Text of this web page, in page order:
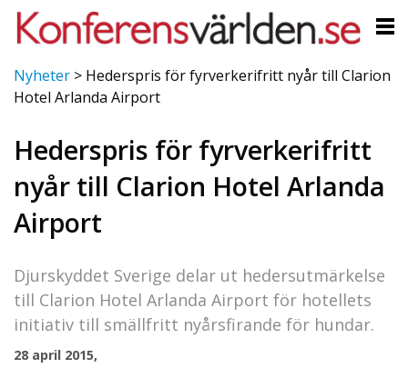
Nyheter > Hederspris för fyrverkerifritt nyår till Clarion
Hotel Arlanda Airport
Hederspris för fyrverkerifritt
nyår till Clarion Hotel Arlanda
Airport
Djurskyddet Sverige delar ut hedersutmärkelse
till Clarion Hotel Arlanda Airport för hotellets
initiativ till smällfritt nyårsfirande för hundar.
28 april 2015,